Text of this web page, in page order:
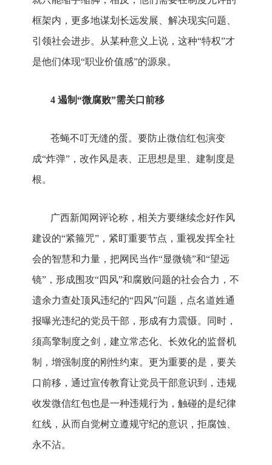
框架内，更多地谋划长远发展、解决现实问题、
引领社会进步。从某种意义上说，这种“特权”才
是他们体现“职业价值感”的源泉。
4 遏制“微腐败”需关口前移
苍蝇不叮无缝的蛋。要防止微信红包演变
成“炸弹”，改作风是表、正思想是里、建制度是
根。
广西新闻网评论称，相关方要继续念好作风
建设的“紧箍咒”，紧盯重要节点，重视发挥全社
会的智慧和力量，把网民当作“显微镜”和“望远
镜”，形成围攻“四风”和腐败问题的社会合力，不
遗余力查处顶风违纪的“四风”问题，点名道姓通
报曝光违纪的党员干部，形成有力震慑。同时，
须高擎制度之剑，建立常态化、长效化的监督机
制，增强制度的刚性约束。更为重要的是，要关
口前移，通过宣传教育让党员干部意识到，违规
收发微信红包也是一种违规行为，触碰的是纪律
红线，从而自觉树立遵规守纪的意识，拒腐蚀、
永不沾。